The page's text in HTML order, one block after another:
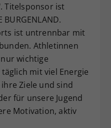
Titelsponsor ist
ist untrennbar mit
Athletinnen
wichtige
mit viel Energie
Ziele und sind
für unsere Jugend
Motivation, aktiv